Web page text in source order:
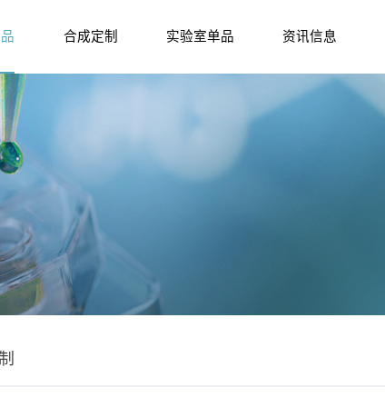
合成定制 实验室单品 资讯信息